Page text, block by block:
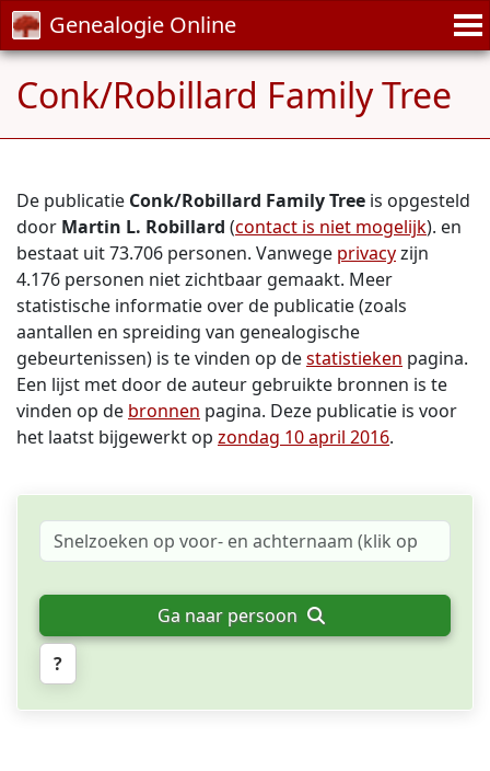
Genealogie Online
Conk/Robillard Family Tree
De publicatie Conk/Robillard Family Tree is opgesteld
door Martin L. Robillard (contact is niet mogelijk). en
bestaat uit 73.706 personen. Vanwege privacyzijn
4.176 personen niet zichtbaar gemaakt. Meer
statistische informatie over de publicatie (zoals
aantallen en spreiding van genealogische
gebeurtenissen) is te vinden op destatistieken pagina.
Een lijst met door de auteur gebruikte bronnen is te
vinden op de bronnen pagina. Deze publicatie is voor
het laatst bijgewerkt op zondag 10 april 2016.
Ga naar persoon
?